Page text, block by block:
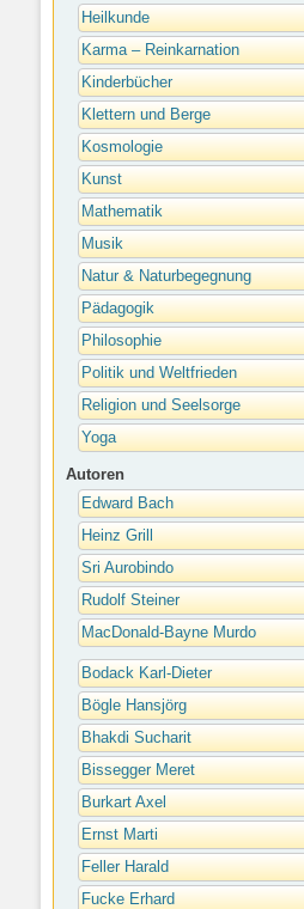
Heilkunde
Karma – Reinkarnation
Kinderbücher
Klettern und Berge
Kosmologie
Kunst
Mathematik
Musik
Natur & Naturbegegnung
Pädagogik
Philosophie
Politik und Weltfrieden
Religion und Seelsorge
Yoga
Autoren
Edward Bach
Heinz Grill
Sri Aurobindo
Rudolf Steiner
MacDonald-Bayne Murdo
Bodack Karl-Dieter
Bögle Hansjörg
Bhakdi Sucharit
Bissegger Meret
Burkart Axel
Ernst Marti
Feller Harald
Fucke Erhard